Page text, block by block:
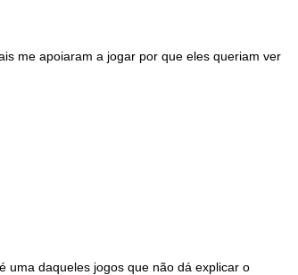
me apoiaram a jogar por que eles queriam ver
uma daqueles jogos que não dá explicar o